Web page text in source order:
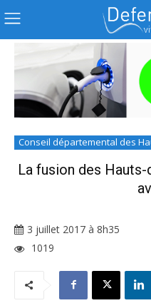
Conseil départemental des
La fusion des
3 juillet 2017 à 8h35
1019